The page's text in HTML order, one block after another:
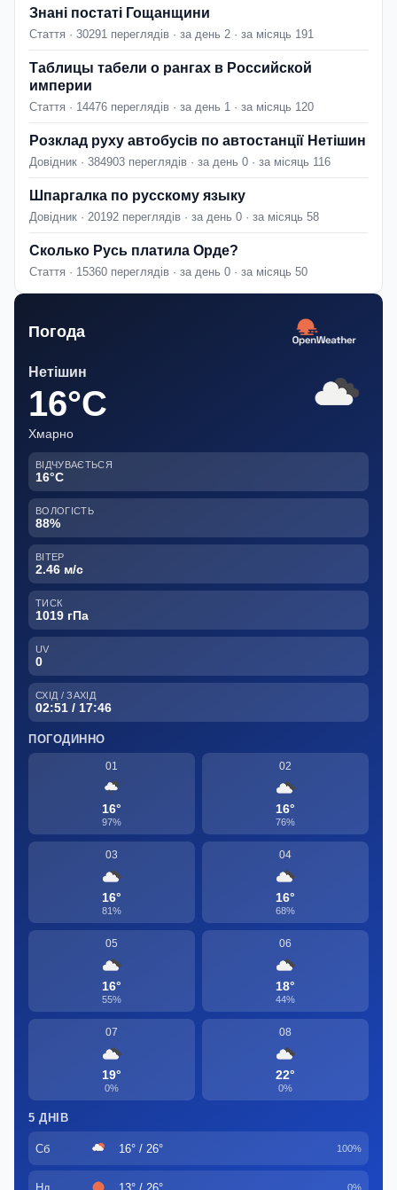
Знані постаті Гощанщини
Стаття · 30291 переглядів · за день 2 · за місяць 191
Таблицы табели о рангах в Российской
империи
Стаття · 14476 переглядів · за день 1 · за місяць 120
Розклад руху автобусів по автостанції Нетішин
Довідник · 384903 переглядів · за день 0 · за місяць 116
Шпаргалка по русскому языку
Довідник · 20192 переглядів · за день 0 · за місяць 58
Сколько Русь платила Орде?
Стаття · 15360 переглядів · за день 0 · за місяць 50
Погода
Нетішин
16°C
Хмарно
ВІДЧУВАЄТЬСЯ
16°C
ВОЛОГІСТЬ
88%
ВІТЕР
2.46 м/с
ТИСК
1019 гПа
UV
0
СХІД / ЗАХІД
02:51 / 17:46
ПОГОДИННО
01
16°
97%
02
16°
76%
03
16°
81%
04
16°
68%
05
16°
55%
06
18°
44%
07
19°
0%
08
22°
0%
5 ДНІВ
Сб 16° / 26° 100%
0%